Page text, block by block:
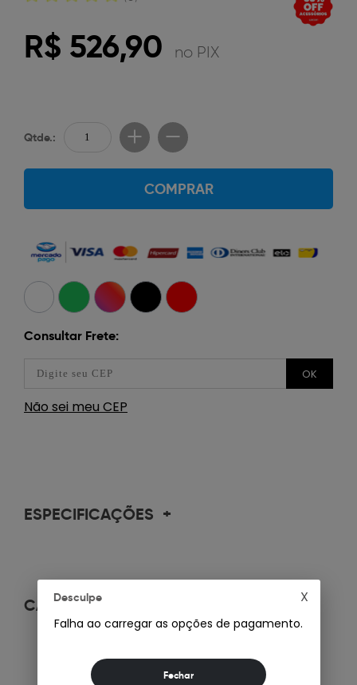
R$ 526,90 no PIX
Qtde.:
COMPRAR
Consultar Frete:
OK
Não sei meu CEP
ESPECIFICAÇÕES +
CARACTERÍSTICAS
Desculpe
Falha ao carregar as opções de pagamento.
X